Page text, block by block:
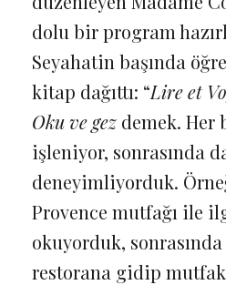
dolu bir program
Seyahatin başında
kitap dağıttı: “Lire et
Oku ve gezdemek. Her
işleniyor, sonrasında
deneyimliyorduk.
Provence mutfağı ile
okuyorduk,
restorana gidip